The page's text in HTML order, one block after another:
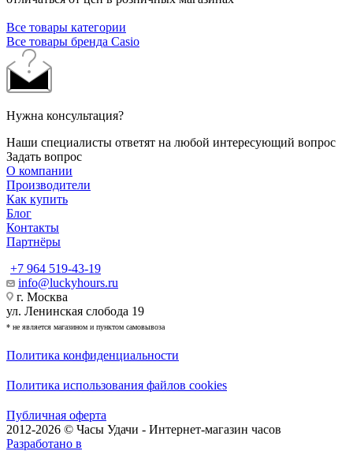
Все товары категории
Все товары бренда Casio
Нужна консультация?
Наши специалисты ответят на любой интересующий вопрос
Задать вопрос
О компании
Производители
Как купить
Блог
Контакты
Партнёры
+7 964 519-43-19
info@luckyhours.ru
г. Москва
ул. Ленинская слобода 19
* не является магазином и пунктом самовывоза
Политика конфиденциальности
Политика использования файлов cookies
Публичная оферта
2012-2026 © Часы Удачи - Интернет-магазин часов
Разработано в